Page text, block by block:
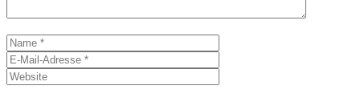
Name
Mail-
Adresse